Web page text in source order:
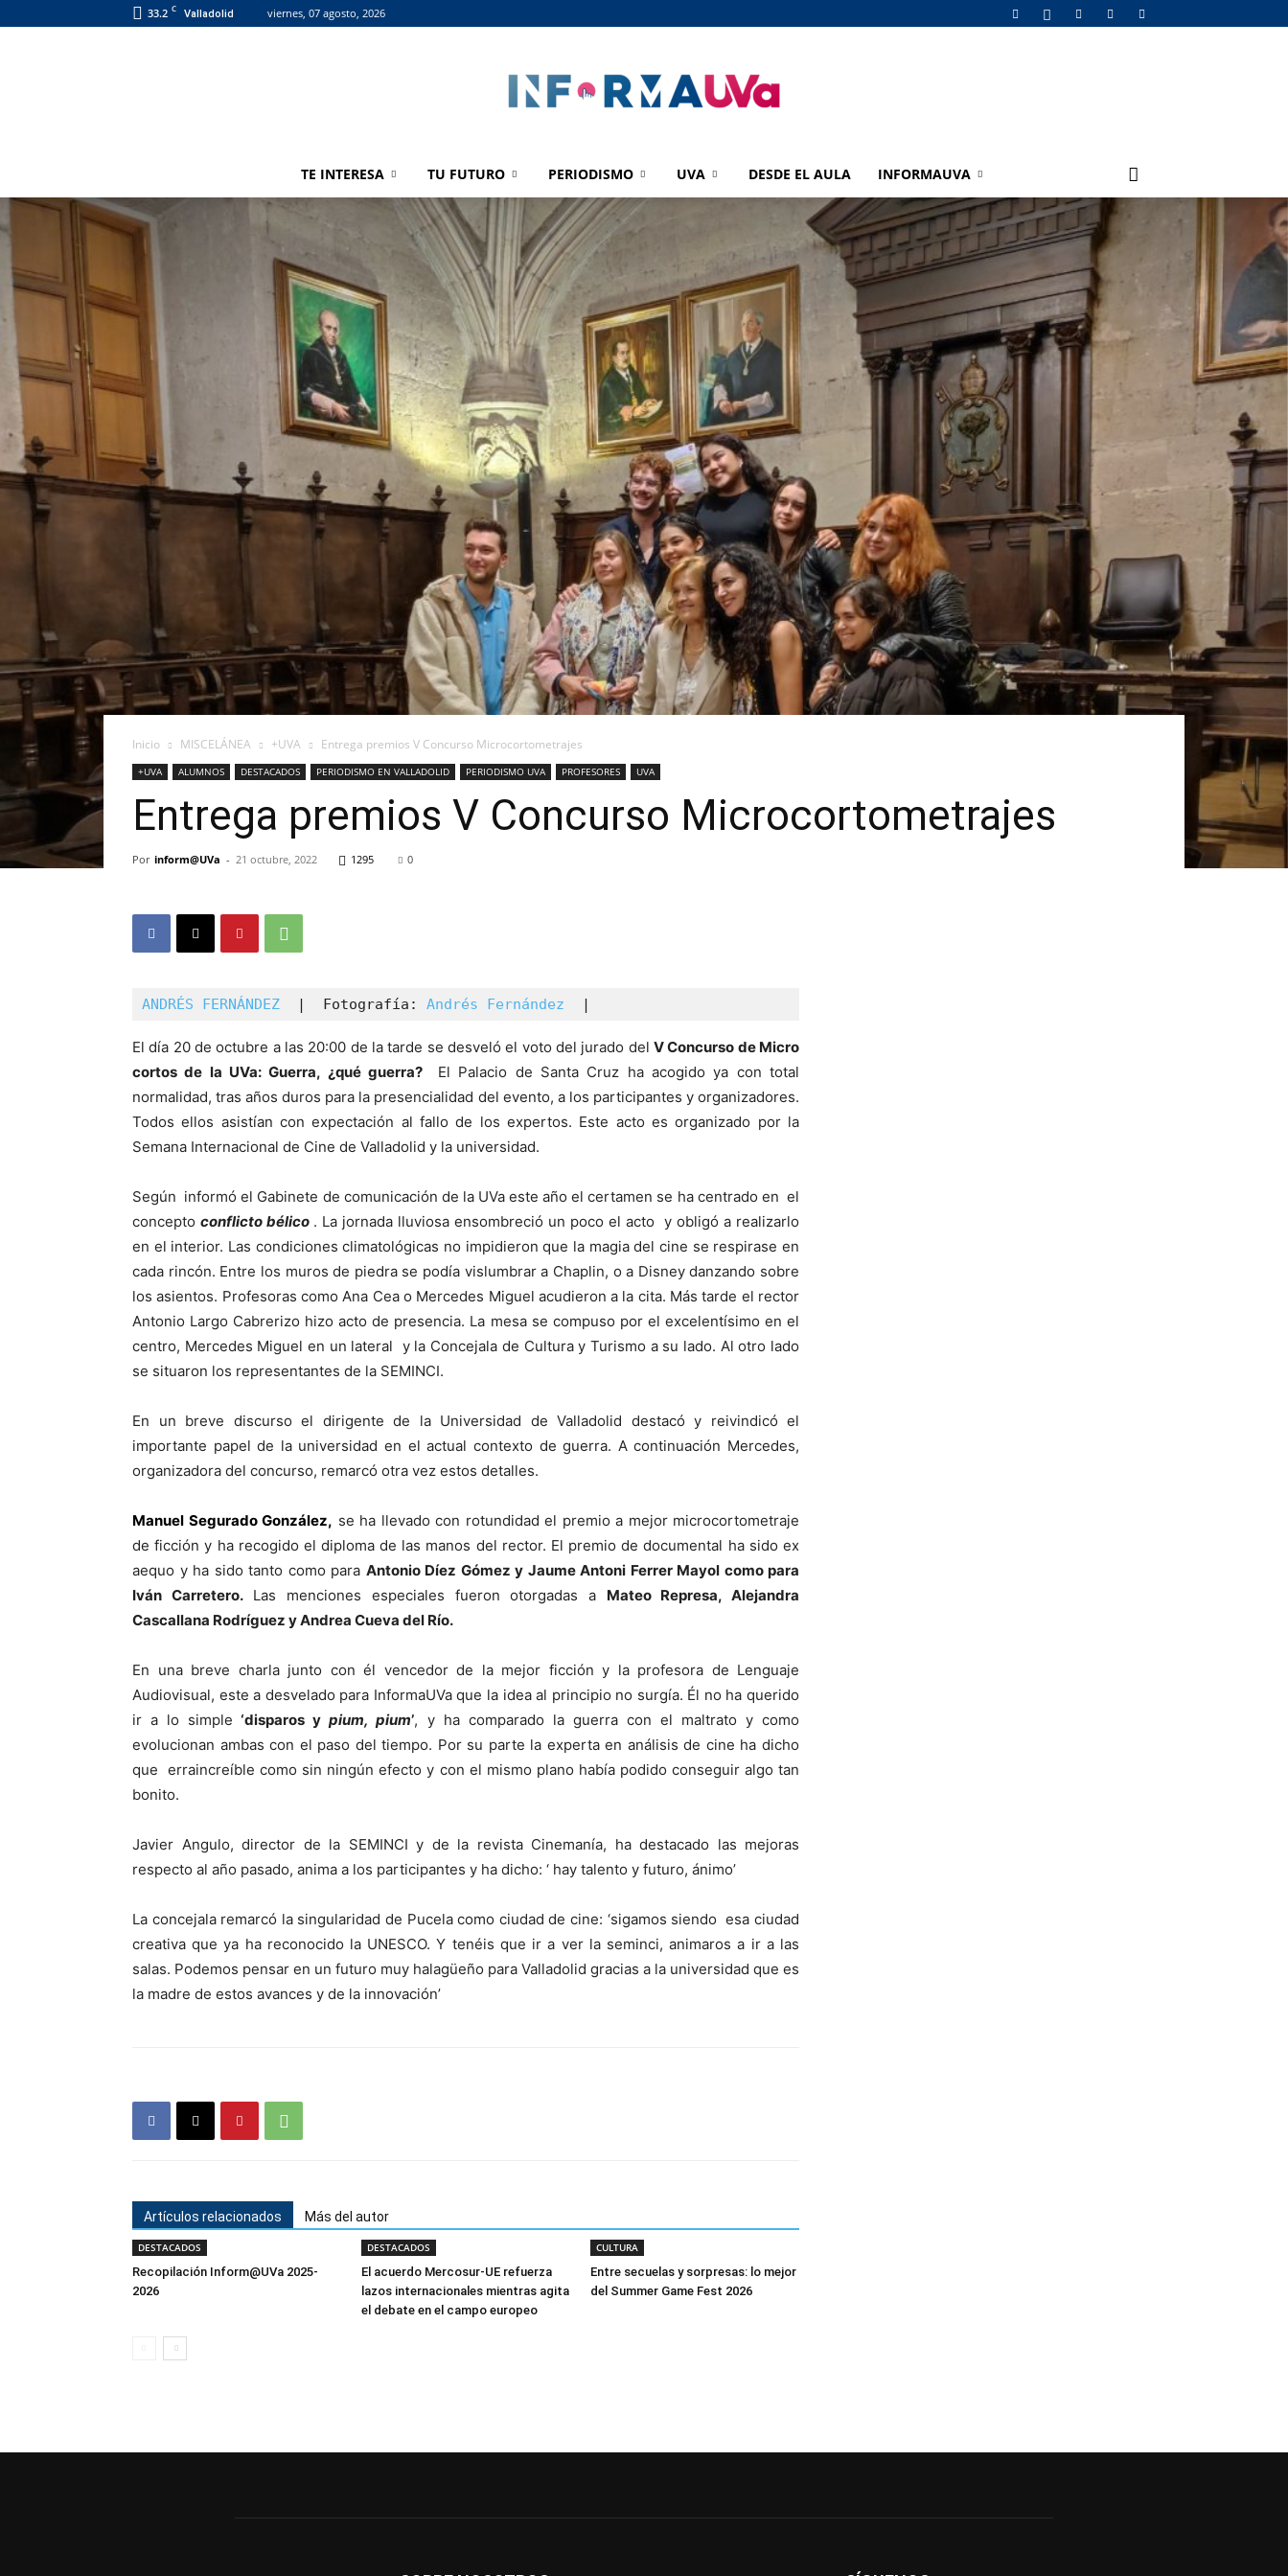
33.2 C Valladolid viernes, 07 agosto, 2026
informaUVA
TE INTERESA TU FUTURO PERIODISMO UVA DESDE EL AULA INFORMAUVA
Inicio MISCELÁNEA +UVA Entrega premios V Concurso Microcortometrajes
+UVA ALUMNOS DESTACADOS PERIODISMO EN VALLADOLID PERIODISMO UVA PROFESORES UVA
Entrega premios V Concurso Microcortometrajes
Por inform@UVa - 21 octubre, 2022 1295 0
ANDRÉS FERNÁNDEZ |  Fotografía: Andrés Fernández |
El día 20 de octubre a las 20:00 de la tarde se desveló el voto del jurado del VConcurso de Micro
cortos de la UVa:Guerra, ¿qué guerra?
El Palacio de Santa Cruz ha acogido ya con total
normalidad, tras años duros para la presencialidad del evento, a los participantes y organizadores.
Todos ellos asistían con expectación al fallo de los expertos. Este acto es organizado por la
Semana Internacional de Cine de Valladolid y la universidad.
Según informó el Gabinete de comunicación de la UVa este año el certamen se ha centrado en el
concepto conflicto bélico . La jornada lluviosa ensombreció un poco el acto y obligó a realizarlo
en el interior. Las condiciones climatológicas no impidieron que la magiadel cine se respirase en
cada rincón. Entre los muros de piedra se podía vislumbrar a Chaplin, o a Disney danzando sobre
los asientos. Profesoras como Ana Cea o Mercedes Miguel acudieron a la cita. Más tarde el rector
Antonio Largo Cabrerizo hizo acto de presencia. La mesa se compuso por el excelentísimo en el
centro, Mercedes Miguel en un lateral y la Concejala de Cultura y Turismo a su lado. Al otro lado
se situaron los representantes de la SEMINCI.
En un breve discurso el dirigente de la Universidad de Valladolid destacó y reivindicó el
importante papel de la universidad en el actual contexto de guerra. A continuación Mercedes,
organizadora del concurso, remarcó otra vez estos detalles.
Manuel Segurado González, se ha llevado con rotundidad el premio a mejor microcortometraje
de ficción y ha recogido el diploma de las manos del rector. El premio de documental ha sido ex
aequo y ha sido tanto como para Antonio Díez Gómez y Jaume Antoni Ferrer Mayol como para
Iván Carretero.Las menciones especiales fueron otorgadas a Mateo Represa, Alejandra
Cascallana Rodríguez y Andrea Cueva del Río.
En una breve charla junto con él vencedor de la mejor ficción y la profesora de Lenguaje
Audiovisual, este a desvelado para InformaUVa que la idea al principio no surgía. Él no ha querido
ir a lo simple ‘disparos ypium, pium’, y ha comparado la guerra con el maltrato y como
evolucionan ambas con el paso del tiempo. Por su parte la experta en análisis de cine ha dicho
queerraincreíble como sin ningún efecto y con el mismo plano había podido conseguir algo tan
bonito.
Javier Angulo, director de la SEMINCI y de la revista Cinemanía, hadestacado las mejoras
respecto al año pasado, anima a los participantes y ha dicho: ‘ hay talento y futuro, ánimo’
La concejala remarcó la singularidad de Pucela como ciudad de cine: ‘sigamos siendo esa ciudad
creativa que ya ha reconocido la UNESCO. Y tenéis que ir a ver la seminci,animaros a ir a las
salas. Podemos pensar en un futuro muy halagüeño para Valladolid gracias a la universidad que es
la madre de estos avances y de la innovación’
Artículos relacionados Más del autor
DESTACADOS
Recopilación Inform@UVa 2025-
2026
DESTACADOS
El acuerdo Mercosur-UE refuerza
lazos internacionales mientras agita
el debate en el campo europeo
CULTURA
Entre secuelas y sorpresas: lo mejor
del Summer Game Fest 2026